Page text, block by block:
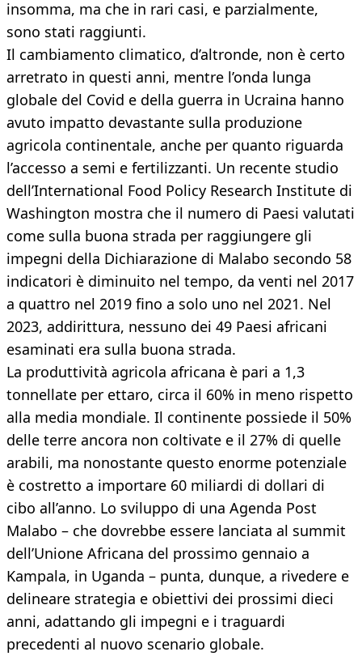
insomma, ma che in rari casi, e parzialmente,
sono stati raggiunti.
Il cambiamento climatico, d’altronde, non è certo
arretrato in questi anni, mentre l’onda lunga
globale del Covid e della guerra in Ucraina hanno
avuto impatto devastante sulla produzione
agricola continentale, anche per quanto riguarda
l’accesso a semi e fertilizzanti. Un recente studio
dell’International Food Policy Research Institute di
Washington mostra che il numero di Paesi valutati
come sulla buona strada per raggiungere gli
impegni della Dichiarazione di Malabo secondo 58
indicatori è diminuito nel tempo, da venti nel 2017
a quattro nel 2019 fino a solo uno nel 2021. Nel
2023, addirittura, nessuno dei 49 Paesi africani
esaminati era sulla buona strada.
La produttività agricola africana è pari a 1,3
tonnellate per ettaro, circa il 60% in meno rispetto
alla media mondiale. Il continente possiede il 50%
delle terre ancora non coltivate e il 27% di quelle
arabili, ma nonostante questo enorme potenziale
è costretto a importare 60 miliardi di dollari di
cibo all’anno. Lo sviluppo di una Agenda Post
Malabo – che dovrebbe essere lanciata al summit
dell’Unione Africana del prossimo gennaio a
Kampala, in Uganda – punta, dunque, a rivedere e
delineare strategia e obiettivi dei prossimi dieci
anni, adattando gli impegni e i traguardi
precedenti al nuovo scenario globale.